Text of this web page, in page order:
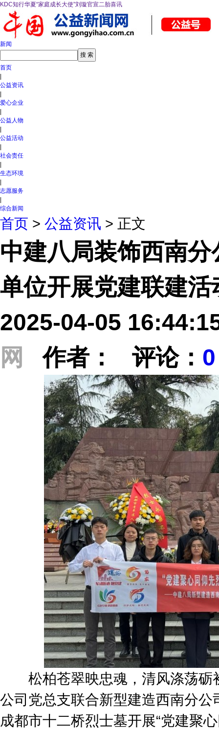
KDC知行华夏“家庭成长大使”刘璇官宣二胎喜讯
新闻
首页
公益资讯
爱心企业
公益人物
公益活动
社会责任
生态环境
志愿服务
综合新闻
首页 > 公益资讯 > 正文
中建八局装饰西南
单位开展党建联建活
2025-04-05
网
作者： 评论： 0
松柏苍翠映忠魂，清风涤荡砺
公司党总支联合新型建造西南分
成都市十二桥烈士墓开展“党建聚